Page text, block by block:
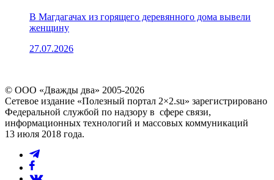
В Магдагачах из горящего деревянного дома вывели
женщину
27.07.2026
© ООО «Дважды два» 2005-2026
Сетевое издание «Полезный портал 2×2.su» зарегистрировано
Федеральной службой по надзору в сфере связи,
информационных технологий и массовых коммуникаций
13 июля 2018 года.